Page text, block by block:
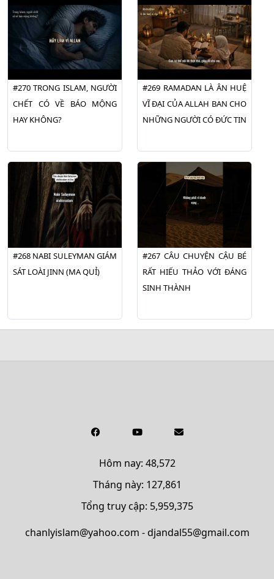
#270 TRONG ISLAM, NGƯỜI
CHẾT CÓ VỀ BÁO MỘNG
HAY KHÔNG?
#269 RAMADAN LÀ ÂN HUỆ
VĨ ĐẠI CỦA ALLAH BAN CHO
NHỮNG NGƯỜI CÓ ĐỨC TIN
#268 NABI SULEYMAN GIÁM
SÁT LOÀI JINN (MA QUỈ)
#267 CÂU CHUYỆN CẬU BÉ
RẤT HIẾU THẢO VỚI ĐÁNG
SINH THÀNH
Hôm nay: 48,572
Tháng này: 127,861
Tổng truy cập: 5,959,375
chanlyislam@yahoo.com - djandal55@gmail.com